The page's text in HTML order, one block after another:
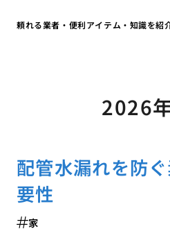
頼れる業者・便利アイテム・知識を紹
2026
配管水漏れを防
要性
家